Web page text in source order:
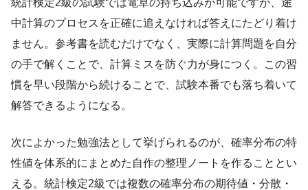
中計算のプロセスを正確に追えなければ答えにたどり着け
ません。参考書を読むだけでなく、実際に計算問題を自分
の手で解くことで、計算ミスを防ぐ力が身につく。この習
慣を早い段階から続けることで、試験本番でも落ち着いて
解答できるようになる。
次によかった勉強法として挙げられるのが、確率分布の特
性値を体系的にまとめた自作の整理ノートを作ることとい
える。統計検定2級では複数の確率分布の期待値・分散・